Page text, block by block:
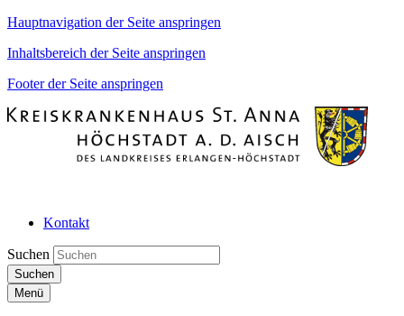
Hauptnavigation der Seite anspringen
Inhaltsbereich der Seite anspringen
Footer der Seite anspringen
Kontakt
Suchen
Suchen
Menü